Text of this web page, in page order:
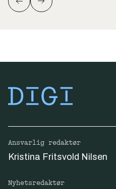
Ansvarlig redaktør
Kristina Fritsvold Nilsen
Nyhetsredaktør